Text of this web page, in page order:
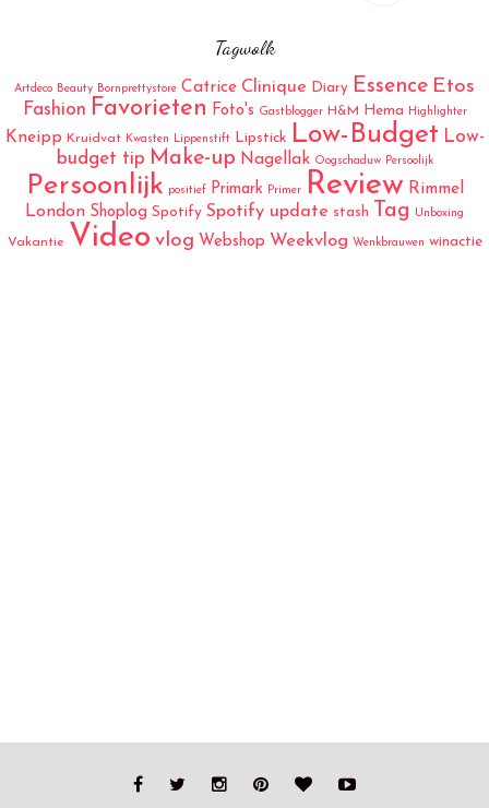
Tagwolk
Artdeco Beauty Bornprettystore Catrice Clinique Diary Essence Etos
Fashion Favorieten Foto's Gastblogger H&M Hema Highlighter
Kneipp Kruidvat Kwasten Lippenstift Lipstick Low-Budget Low-
budget tip Make-up Nagellak Oogschaduw Persoolijk
Persoonlijk positief Primark Primer Review Rimmel
London Shoplog Spotify Spotify update stash Tag Unboxing
Vakantie Video vlog Webshop Weekvlog Wenkbrauwen winactie